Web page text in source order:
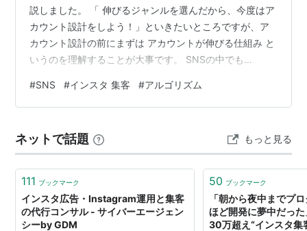
説しました。 「 伸びるジャンルを選んだから、今度はア
カウント設計をしよう！」といきたいところですが、ア
カウント設計の前にまずは アカウントが伸びる仕組み と
いうのを理解することが大事です。 SNSの中でも
って運用していくことがすごく重要になります。 仕組み
を捉えてしまえば、フォロワーもしっかり増やせるの
解説していきます。 仕組みをしっかりと理解する理由
Instagramのアルゴリズム なぜ発見欄なのか 発見欄を攻
略す…
#SNS #インスタ 集客 #アルゴリズム
ネットで話題 もっと見る
111 ブックマーク
インスタ広告・Instagram運用と集客
の代行コンサル - サイバーエージェン
シーby GDM
50 ブックマーク
「朝から夜中までプ
ほど開発に夢中だっ
30万超え“インスタ集